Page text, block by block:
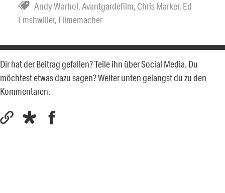
Andy Warhol,Avantgardefilm, Chris Marker, Ed
Emshwiller, Filmemacher
Dir hat der Beitrag gefallen? Teile ihn über Social Media. Du
möchtest etwas dazu sagen? Weiter unten gelangst du zu den
Kommentaren.